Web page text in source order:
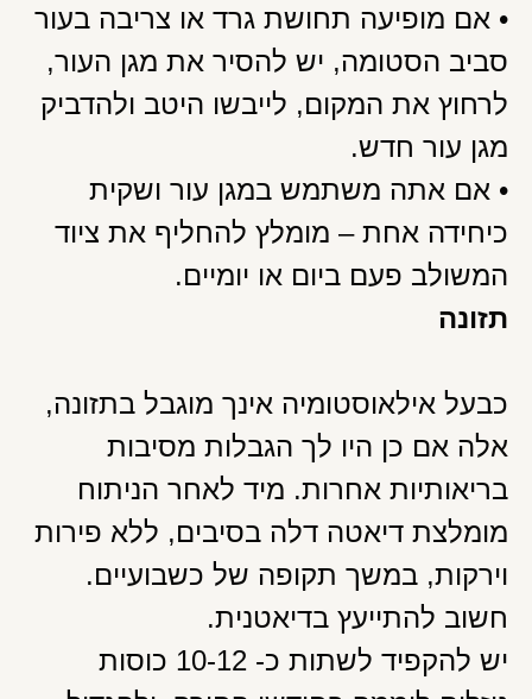
• אם מופיעה תחושת גרד או צריבה בעור
סביב הסטומה, יש להסיר את מגן העור,
לרחוץ את המקום, לייבשו היטב ולהדביק
מגן עור חדש.
• אם אתה משתמש במגן עור ושקית
כיחידה אחת – מומלץ להחליף את ציוד
המשולב פעם ביום או יומיים.
תזונה
כבעל אילאוסטומיה אינך מוגבל בתזונה,
אלה אם כן היו לך הגבלות מסיבות
בריאותיות אחרות. מיד לאחר הניתוח
מומלצת דיאטה דלה בסיבים, ללא פירות
וירקות, במשך תקופה של כשבועיים.
חשוב להתייעץ בדיאטנית.
יש להקפיד לשתות כ- 10-12 כוסות